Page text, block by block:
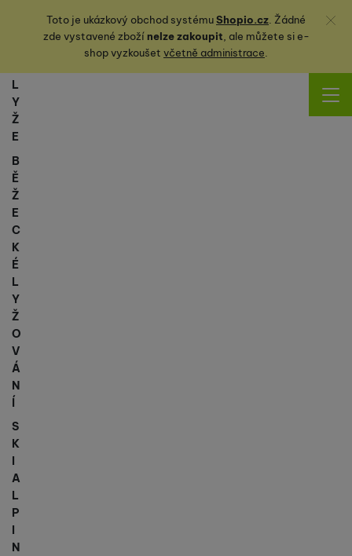
Toto je ukázkový obchod systémuShopio.cz. Žádné
zde vystavené zbožínelze zakoupit, ale můžete sie-
shop vyzkoušet včetně administrace.
Zavřít
L
Y
Ž
E
B
Ě
Ž
E
C
K
É
L
Y
Ž
O
V
Á
N
Í
S
K
I
A
L
P
I
N